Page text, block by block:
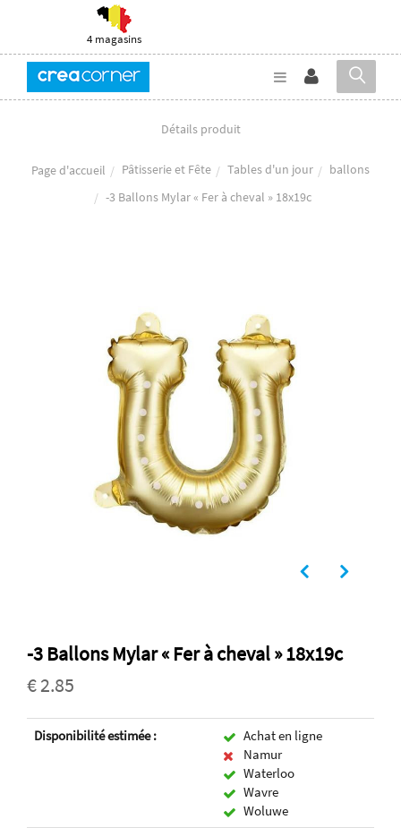
4 magasins
Détails produit
Page d'accueil Pâtisserie et Fête Tables d'un jour
ballons
-3 Ballons Mylar « Fer à cheval » 18x19c
-3 Ballons Mylar « Fer à cheval » 18x19c
€ 2.85
Disponibilité estimée :
Achat en ligne
Namur
Waterloo
Wavre
Woluwe